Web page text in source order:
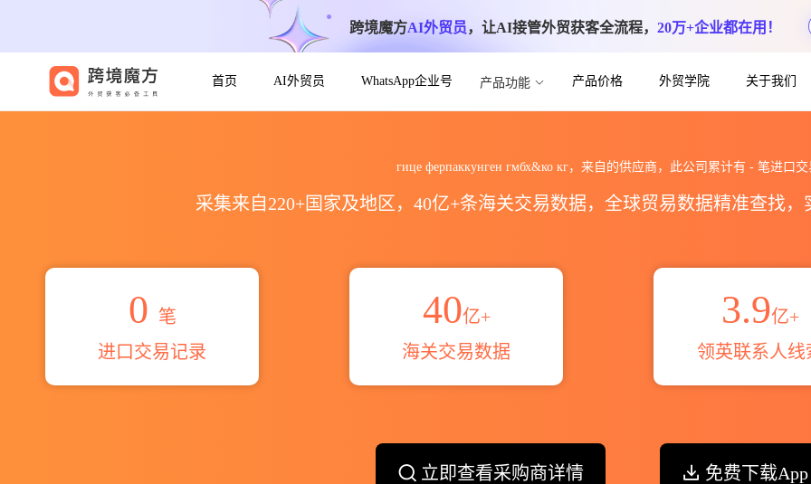
跨境魔方AI外贸员，让AI接管外贸获客全流程， 20万+企业都在用！
首页 AI外贸员 WhatsApp企业号 产品功能 产品价格 外贸学院 关于我们
гице ферпаккунген гмбх&ко кг，来自的供应商，此公司累计有 -笔进口交
采集来自220+国家及地区，40亿+条海关交易数据，全球贸易数据精准查找
0 笔
进口交易记录
40亿+
海关交易数据
3.9亿+
领英联系人线
立即查看采购商详情 免费下载App